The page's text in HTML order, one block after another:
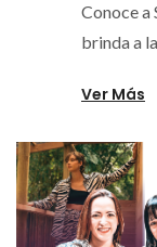
Conoce a
brinda a
Ver Más